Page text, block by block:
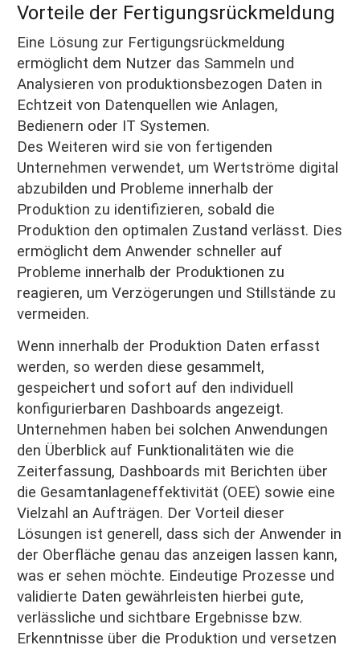
Vorteile der Fertigungsrückmeldung
Eine Lösung zur Fertigungsrückmeldung
ermöglicht dem Nutzer das Sammeln und
Analysieren von produktionsbezogen Daten in
Echtzeit von Datenquellen wie Anlagen,
Bedienern oder IT Systemen.
Des Weiteren wird sie von fertigenden
Unternehmen verwendet, um Wertströme digital
abzubilden und Probleme innerhalb der
Produktion zu identifizieren, sobald die
Produktion den optimalen Zustand verlässt. Dies
ermöglicht dem Anwender schneller auf
Probleme innerhalb der Produktionen zu
reagieren, um Verzögerungen und Stillstände zu
vermeiden.
Wenn innerhalb der Produktion Daten erfasst
werden, so werden diese gesammelt,
gespeichert und sofort auf den individuell
konfigurierbaren Dashboards angezeigt.
Unternehmen haben bei solchen Anwendungen
den Überblick auf Funktionalitäten wie die
Zeiterfassung, Dashboards mit Berichten über
die Gesamtanlageneffektivität (OEE) sowie eine
Vielzahl an Aufträgen. Der Vorteil dieser
Lösungen ist generell, dass sich der Anwender in
der Oberfläche genau das anzeigen lassen kann,
was er sehen möchte. Eindeutige Prozesse und
validierte Daten gewährleisten hierbei gute,
verlässliche und sichtbare Ergebnisse bzw.
Erkenntnisse über die Produktion und versetzen